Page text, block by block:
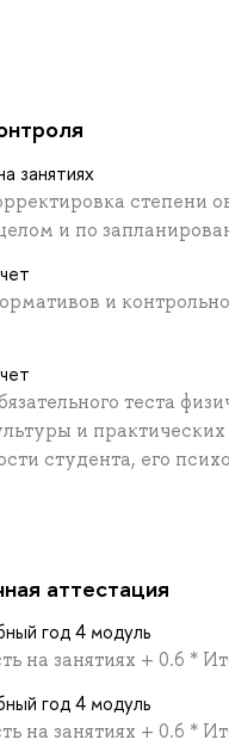
занятиях
степени
и по
и
теста
и
студента, его
аттестация
год 4 модуль
на занятиях + 0.6 *
год 4 модуль
на занятиях + 0.6 *